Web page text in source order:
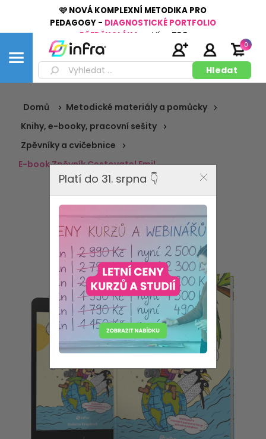
🩷 NOVÁ KOMPLEXNÍ METODIKA PRO
PEDAGOGY - DIAGNOSTICKÉ PORTFOLIO
PŘEDŠKOLÁKA
Více ZDE
0
Domů
Metodické materiály a pomůcky
Knihy, e-booky, pracovní sešity
Zpěvníky a cvičebnice
E-book Zpěvník Cestovatel Emil
Platí do 31. srpna 👇